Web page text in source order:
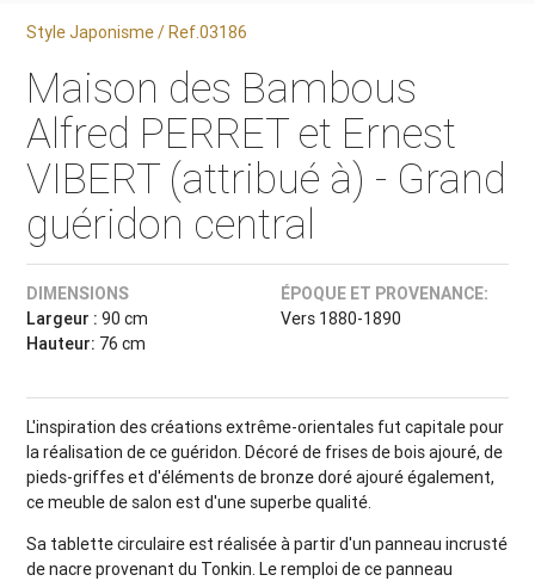
Style Japonisme / Ref.03186
Maison des Bambous
Alfred PERRET et Ernest
VIBERT (attribué à) - Grand
guéridon central
DIMENSIONS
Largeur : 90 cm
Hauteur: 76 cm
ÉPOQUE ET PROVENANCE:
Vers 1880-1890
L'inspiration des créations extrême-orientales fut capitale pour
la réalisation de ce guéridon. Décoré de frises de bois ajouré, de
pieds-griffes et d'éléments de bronze doré ajouré également,
ce meuble de salon est d'une superbe qualité.
Sa tablette circulaire est réalisée à partir d'un panneau incrusté
de nacre provenant du Tonkin. Le remploi de ce panneau